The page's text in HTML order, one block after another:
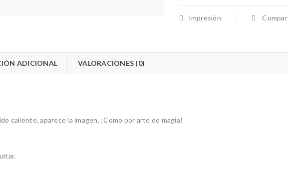
Impresión
ADICIONAL VALORACIONES (0)
caliente, aparece la imagen, ¡Como por arte de magia!